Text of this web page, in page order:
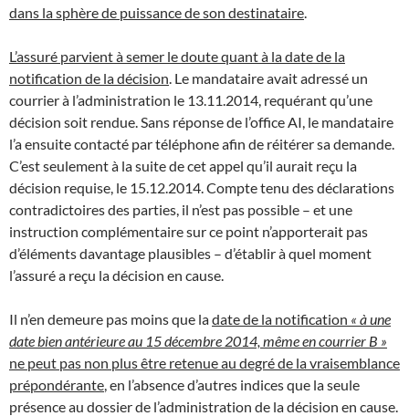
dans la sphère de puissance de son destinataire
L’assuré parvient à semer le doute quant à la date de la
notification de la décision . Le mandataire avait adressé un
courrier à l’administration le 13.11.2014, requérant qu’une
décision soit rendue. Sans réponse de l’office AI, le mandataire
l’a ensuite contacté par téléphone afin de réitérer sa demande.
C’est seulement à la suite de cet appel qu’il aurait reçu la
décision requise, le 15.12.2014. Compte tenu des déclarations
contradictoires des parties, il n’est pas possible – et une
instruction complémentaire sur ce point n’apporterait pas
d’éléments davantage plausibles – d’établir à quel moment
l’assuré a reçu la décision en cause.
Il n’en demeure pas moins que ladate de la notification « à une
date bien antérieure au 15 décembre 2014, même en courrier B »
ne peut pas non plus être retenue au degré de la vraisemblance
prépondérante , en l’absence d’autres indices que la seule
présence au dossier de l’administration de la décision en cause.